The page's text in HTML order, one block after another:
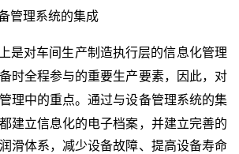
管理系统的集成
是对车间生产制造执行层的信息化管理
时全程参与的重要生产要素，因此，对
理中的重点。通过与设备管理系统的集
建立信息化的电子档案，并建立完善的
滑体系，减少设备故障、提高设备寿命